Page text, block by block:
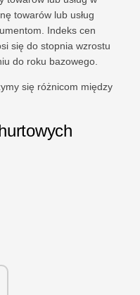
towarów lub usług
Indeks cen
się do stopnia wzrostu
do roku bazowego.
się różnicom między